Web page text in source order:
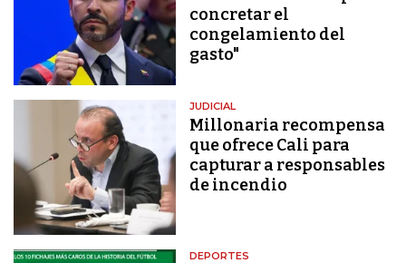
concretar el
congelamiento del
gasto"
JUDICIAL
Millonaria recompensa
que ofrece Cali para
capturar a responsables
de incendio
DEPORTES